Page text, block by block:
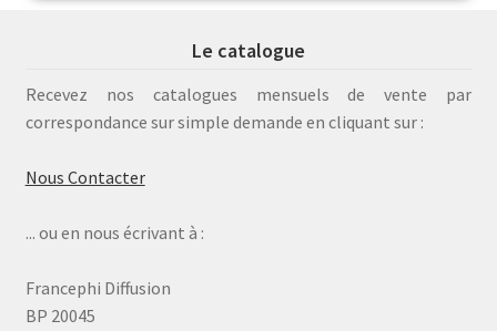
Le catalogue
Recevez nos catalogues mensuels de vente par
correspondance sur simple demande en cliquant sur :
Nous Contacter
... ou en nous écrivant à :
Francephi Diffusion
BP 20045